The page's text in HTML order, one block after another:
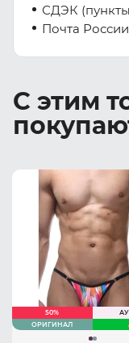
СДЭК
Почта
С этим
50%
ОРИГИНАЛ